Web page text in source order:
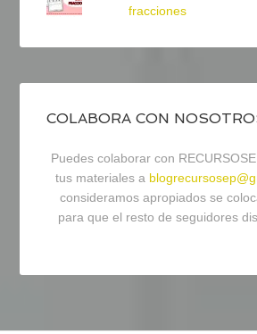
fracciones
COLABORA CON
Puedes colaborar con
tus materiales a
consideramos apropiados se
para que el resto de seguidores